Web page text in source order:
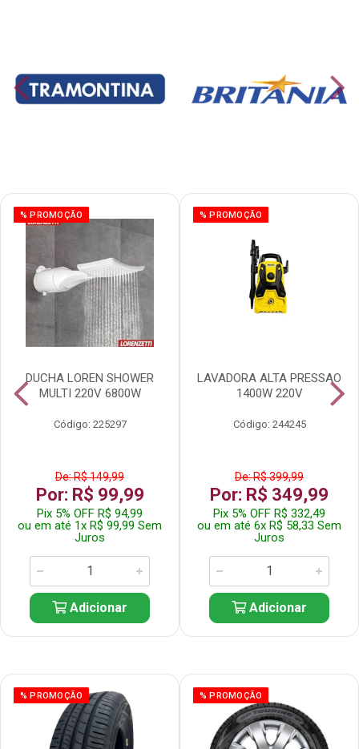
% PROMOÇÃO
DUCHA LOREN SHOWER
MULTI 220V 6800W
Código: 225297
De: R$ 149,99
Por: R$ 99,99
Pix 5% OFF R$ 94,99
ou em até 1x R$ 99,99 Sem
Juros
Adicionar
% PROMOÇÃO
LAVADORA ALTA PRESSAO
1400W 220V
Código: 244245
De: R$ 399,99
Por: R$ 349,99
Pix 5% OFF R$ 332,49
ou em até 6x R$ 58,33 Sem
Juros
Adicionar
% PROMOÇÃO % PROMOÇÃO